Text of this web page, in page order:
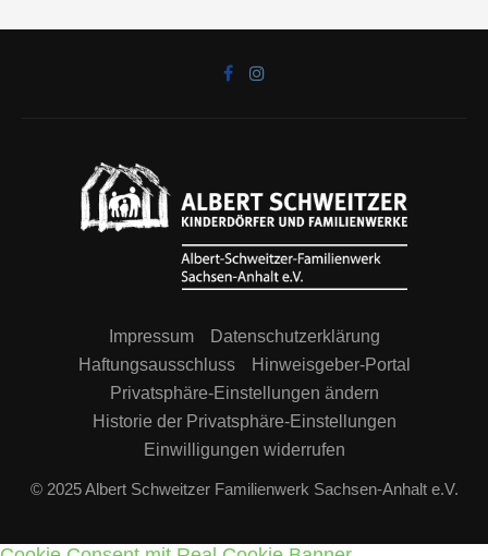
Impressum
Datenschutzerklärung
Haftungsausschluss
Hinweisgeber-Portal
Privatsphäre-Einstellungen ändern
Historie der Privatsphäre-Einstellungen
Einwilligungen widerrufen
© 2025 Albert Schweitzer Familienwerk Sachsen-Anhalt e.V.